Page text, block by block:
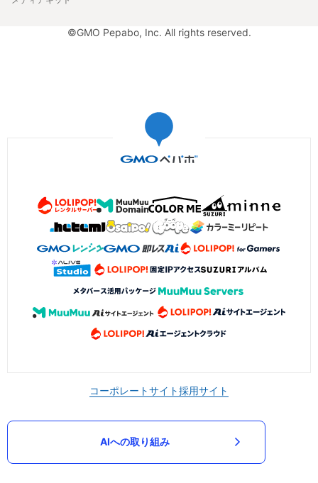
©GMO Pepabo, Inc. All rights reserved.
コーポレートサイト採用サイト
AIへの取り組み